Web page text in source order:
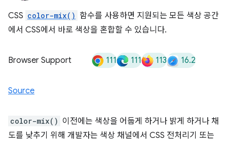
CSS color-mix() 함수를 사용하면 지원되는 모든 색상 공간
에서 CSS에서 바로 색상을 혼합할 수 있습니다.
Browser Support 111 111 113 16.2
Source
color-mix() 이전에는 색상을 어둡게 하거나 밝게 하거나 채
도를 낮추기 위해 개발자는 색상 채널에서 CSS 전처리기 또는